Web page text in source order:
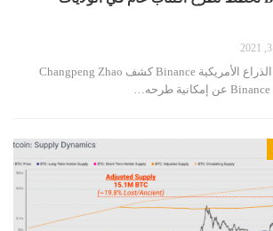
تبادل العملات المشفرة الذراع الأمريكية Binance كشف Changpeng Zhao